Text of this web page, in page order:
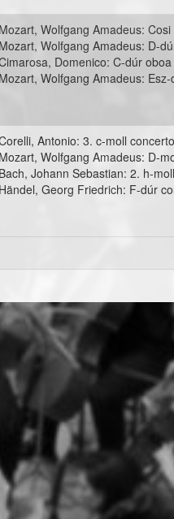
Mozart, Wolfgang Amadeus:
Mozart, Wolfgang Amadeus: D-
Domenico: C-dúr
Mozart, Wolfgang Amadeus:
Antonio: 3. c-moll
Mozart, Wolfgang Amadeus: D-
Bach, Johann Sebastian: 2. h-
Händel, Georg Friedrich: F-dúr